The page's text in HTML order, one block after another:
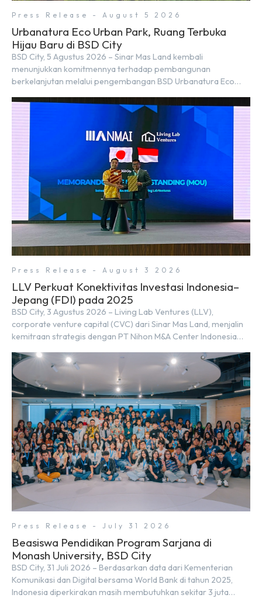
Press Release - August 5 2026
Urbanatura Eco Urban Park, Ruang Terbuka
Hijau Baru di BSD City
BSD City, 5 Agustus 2026 – Sinar Mas Land kembali
menunjukkan komitmennya terhadap pembangunan
berkelanjutan melalui pengembangan BSD Urbanatura Eco
jalur sungai sepanjang 1,5 km yang dikelilingi lanskap tropis
Pathway. Transformasi ini merupakan bagian dari upaya
perusahaan untuk […]
Press Release - August 3 2026
LLV Perkuat Konektivitas Investasi Indonesia–
Jepang (FDI) pada 2025
BSD City, 3 Agustus 2026 – Living Lab Ventures (LLV),
corporate venture capital (CVC) dari Sinar Mas Land, menjalin
kemitraan strategis dengan PT Nihon M&A Center Indonesia
tersebut ditandai dengan penandatanganan Memorandum of
Understanding (MoU) oleh Bayu Seto (Partner at Living Lab
Ventures) dan Kosuke Kawata […]
Press Release - July 31 2026
Beasiswa Pendidikan Program Sarjana di
Monash University, BSD City
BSD City, 31 Juli 2026 – Berdasarkan data dari Kementerian
Komunikasi dan Digital bersama World Bank di tahun 2025,
Indonesia diperkirakan masih membutuhkan sekitar 3 juta